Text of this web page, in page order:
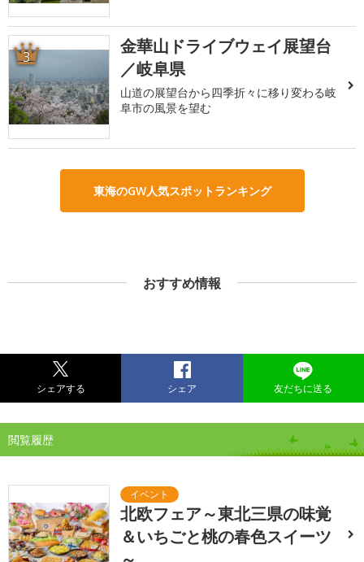
3
金華山ドライブウェイ展望台
／岐阜県
山道の展望台から四季折々に移り変わる岐
阜市の風景を望む
東海のGW人気スポットランキング
おすすめ情報
シェアする シェア 友だちに送る
閲覧履歴
北欧フェア～東北三県の味覚
＆いちごと桃の春色スイーツ